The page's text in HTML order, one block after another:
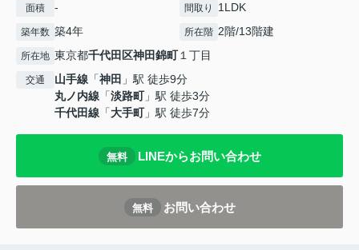
面積 - 間取り 1LDK
築年数 築4年 所在階 2階/13階建
所在地 東京都千代田区神田錦町１丁目
交通 山手線 「神田 」駅 徒歩9分
丸ノ内線 「淡路町」駅 徒歩3分
千代田線 「大手町」駅 徒歩7分
無料 LINEからお問い合わせ
無料 お問い合わせ